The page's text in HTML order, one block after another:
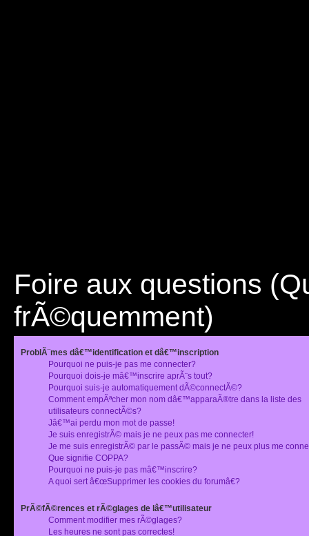
Foire aux questions
frÃ©quemment)
ProblÃ¨mes dâ€™identification et dâ€™inscription
Pourquoi ne puis-je pas me connecter?
Pourquoi dois-je mâ€™inscrire aprÃ¨s tout?
Pourquoi suis-je automatiquement dÃ©connectÃ©?
Comment empÃªcher mon nom dâ€™apparaÃ®tre dans la liste des
utilisateurs connectÃ©s?
Jâ€™ai perdu mon mot de passe!
Je suis enregistrÃ© mais je ne peux pas me connecter!
Je me suis enregistrÃ© par le passÃ© mais je ne peux plus me
Que signifie COPPA?
Pourquoi ne puis-je pas mâ€™inscrire?
A quoi sert â€œSupprimer les cookies du forumâ€?
PrÃ©fÃ©rences et rÃ©glages de lâ€™utilisateur
Comment modifier mes rÃ©glages?
Les heures ne sont pas correctes!